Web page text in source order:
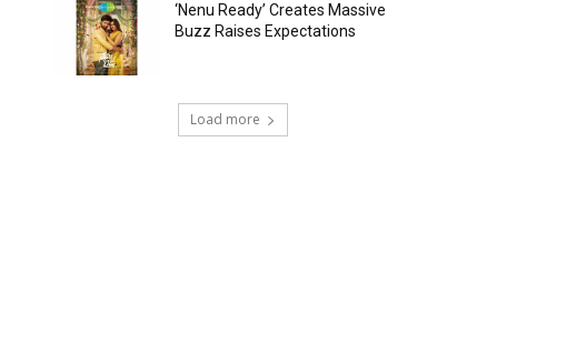
‘Nenu Ready’ Creates Massive
Buzz Raises Expectations
Load more